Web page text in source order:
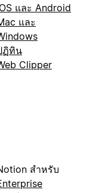
และ Android
และ
ฏิทิน
Clipper
สำหรับ